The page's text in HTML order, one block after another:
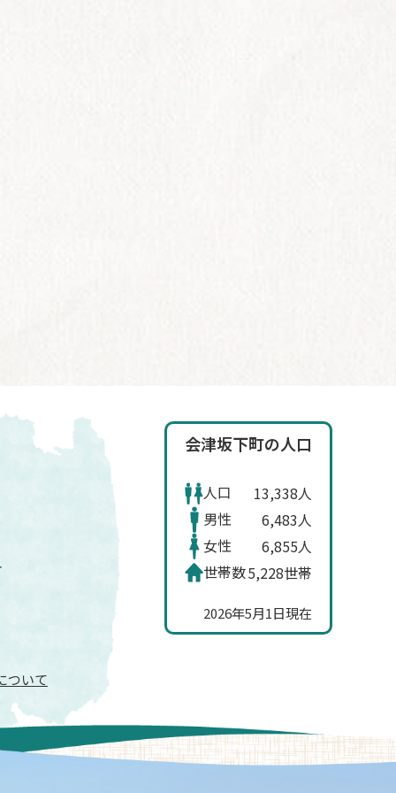
ついて
会津坂下町の人口
人口
13,338人
男性
6,483人
女性
6,855人
世帯数5,228世帯
2026年5月1日現在